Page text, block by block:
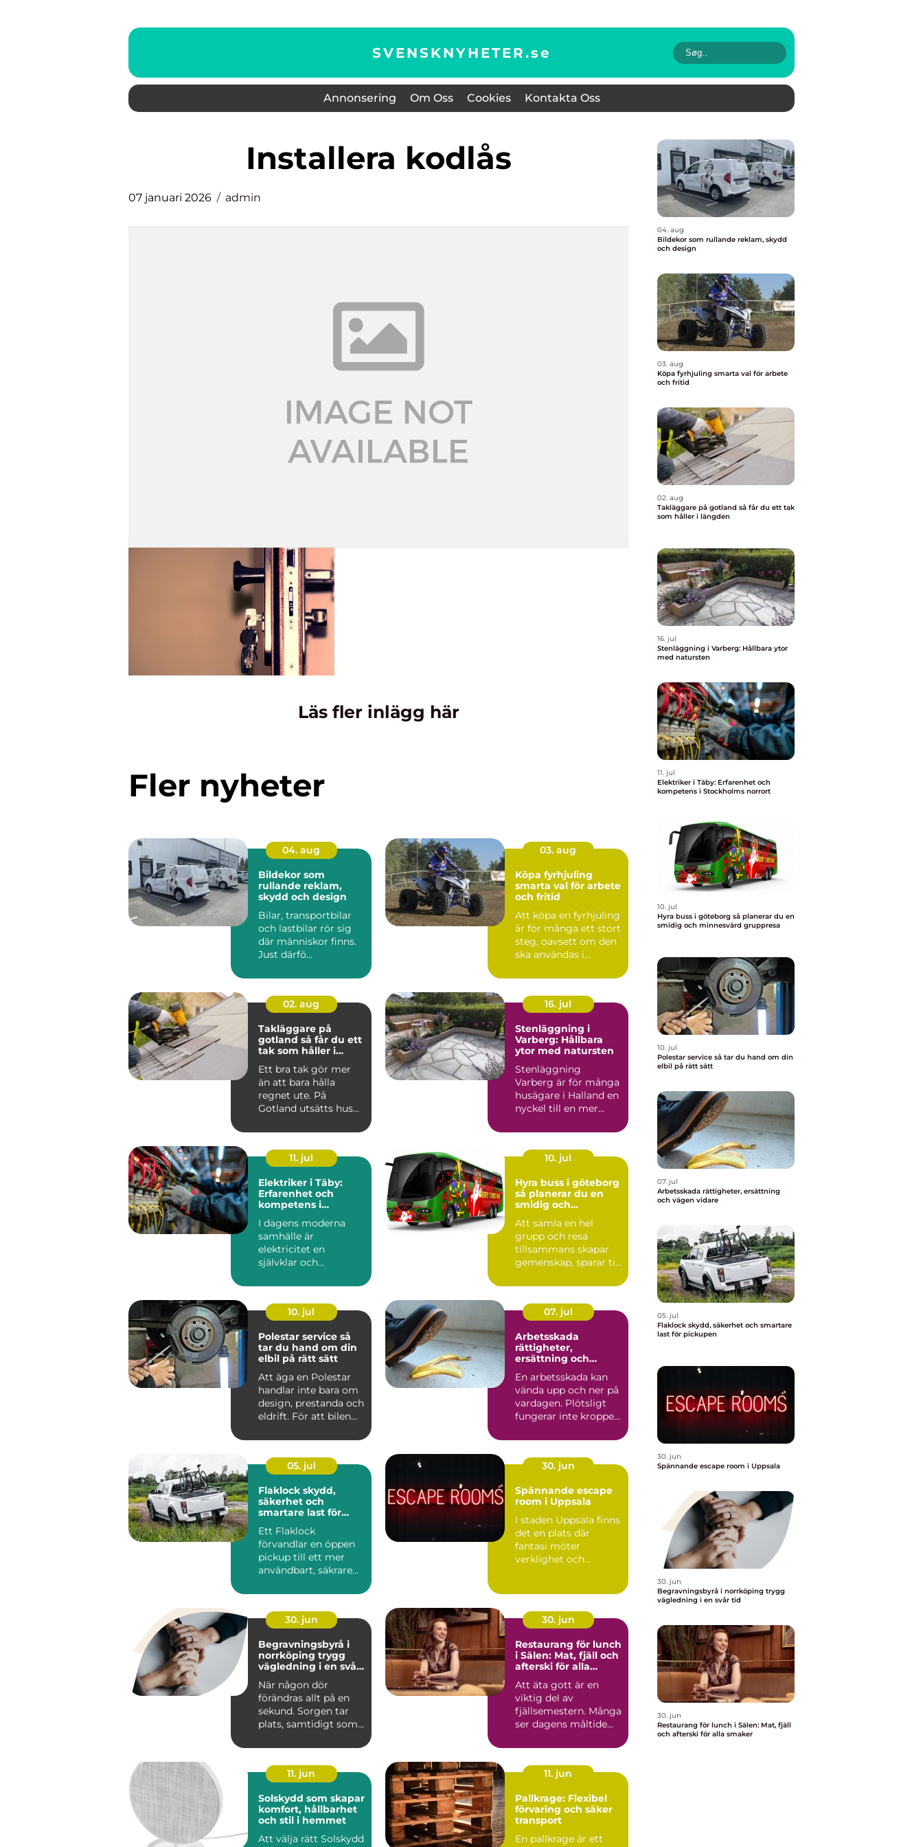
SVENSKNYHETER.se
Annonsering Om Oss Cookies Kontakta Oss
installera kodlås
07 januari 2026 admin
Läs fler inlägg här
Fler nyheter
04. aug
Bildekor som
rullande reklam,
skydd och design
Bilar, transportbilar
och lastbilar rör sig
där människor finns.
Just därfö...
03. aug
Köpa fyrhjuling
smarta val för arbete
och fritid
Att köpa en fyrhjuling
är för många ett stort
steg, oavsett om den
ska användas i
02. aug
Takläggare på
gotland så får du ett
tak som håller i
Ett bra tak gör mer
än att bara hålla
regnet ute. På
Gotland utsätts hus
saltstän...
16. jul
Stenläggning i
Varberg: Hållbara
ytor med natursten
Stenläggning
Varberg är för många
husägare i Halland en
nyckel till en mer...
11. jul
Elektriker i Täby:
Erfarenhet och
kompetens i
I dagens moderna
samhälle är
elektricitet en
självklar och
v&ar...
10. jul
Hyra buss i göteborg
så planerar du en
smidig och
gruppresa
Att samla en hel
grupp och resa
tillsammans skapar
gemenskap, sparar tid
enklare....
10. jul
Polestar service så
tar du hand om din
elbil på rätt sätt
Att äga en Polestar
handlar inte bara om
design, prestanda och
eldrift. För att bilen
07. jul
Arbetsskada
rättigheter,
ersättning och
En arbetsskada kan
vända upp och ner på
vardagen. Plötsligt
fungerar inte kroppen
05. jul
Flaklock skydd,
säkerhet och
smartare last för
Ett Flaklock
förvandlar en öppen
pickup till ett mer
användbart, säkrare
lastutrymme. Gen...
30. jun
Spännande escape
room i Uppsala
I staden Uppsala finns
det en plats där
fantasi möter
verklighet och
30. jun
Begravningsbyrå i
norrköping trygg
vägledning i en svår
När någon dör
förändras allt på en
sekund. Sorgen tar
plats, samtidigt som
kräver s...
30. jun
Restaurang för lunch
i Sälen: Mat, fjäll och
afterski för alla
Att äta gott är en
viktig del av
fjällsemestern. Många
ser dagens måltide...
11. jun
Solskydd som skapar
komfort, hållbarhet
och stil i hemmet
Att välja rätt Solskydd
11. jun
Pallkrage: Flexibel
förvaring och säker
transport
En pallkrage är ett
04. aug
Bildekor som rullande reklam, skydd
och design
03. aug
Köpa fyrhjuling smarta val för arbete
och fritid
02. aug
Takläggare på gotland så får du ett tak
som håller i längden
16. jul
Stenläggning i Varberg: Hållbara ytor
med natursten
11. jul
Elektriker i Täby: Erfarenhet och
kompetens i Stockholms norrort
10. jul
Hyra buss i göteborg så planerar du en
smidig och minnesvärd gruppresa
10. jul
Polestar service så tar du hand om din
elbil på rätt sätt
07. jul
Arbetsskada rättigheter, ersättning
och vägen vidare
05. jul
Flaklock skydd, säkerhet och smartare
last för pickupen
30. jun
Spännande escape room i Uppsala
30. jun
Begravningsbyrå i norrköping trygg
vägledning i en svår tid
30. jun
Restaurang för lunch i Sälen: Mat, fjäll
och afterski för alla smaker